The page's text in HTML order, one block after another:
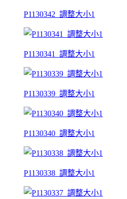
P1130342_調整大小1
P1130341_調整大小1
P1130339_調整大小1
P1130340_調整大小1
P1130338_調整大小1